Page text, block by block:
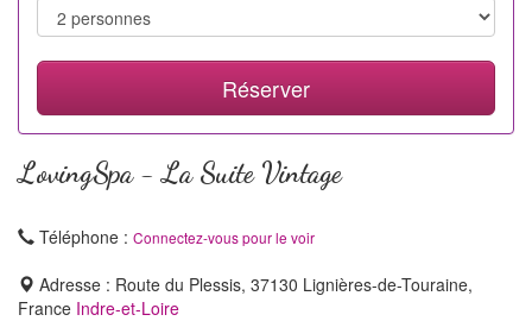
Réserver
LovingSpa - La Suite Vintage
Téléphone : Connectez-vous pour le voir
Adresse : Route du Plessis, 37130 Lignières-de-Touraine,
France Indre-et-Loire